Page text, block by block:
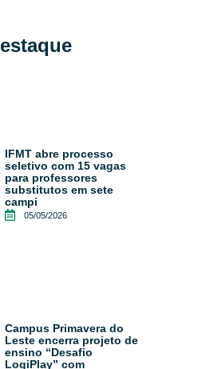
IFMT abre processo
seletivo com 15 vagas
para professores
substitutos em sete
campi
05/05/2026
Campus Primavera do
Leste encerra projeto de
ensino “Desafio
LogiPlay” com